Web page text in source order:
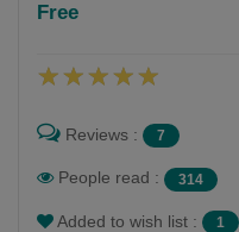
Free
Reviews : 7
People read : 314
Added to wish list : 1